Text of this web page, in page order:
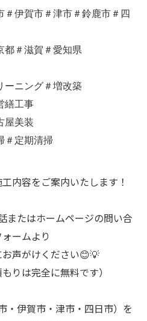
＃伊賀市＃津市＃鈴鹿市＃四
都＃滋賀＃愛知県
ーニング＃増改築
繕工事
屋美装
＃定期清掃
内容をご案内いたします！
またはホームページの問い合
ームより
声がけください😊💡
りは完全に無料です）
・伊賀市・津市・四日市）を